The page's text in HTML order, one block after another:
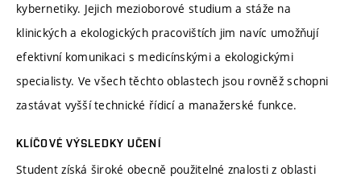
kybernetiky. Jejich mezioborové studium a stáže na
klinických a ekologických pracovištích jim navíc umožňují
efektivní komunikaci s medicínskými a ekologickými
specialisty. Ve všech těchto oblastech jsou rovněž schopni
zastávat vyšší technické řídicí a manažerské funkce.
KLÍČOVÉ VÝSLEDKY UČENÍ
Student získá široké obecně použitelné znalosti z oblasti